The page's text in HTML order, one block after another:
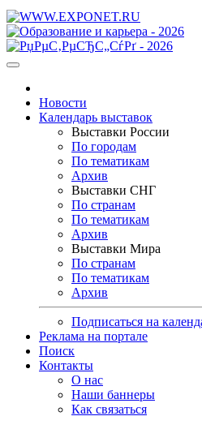
Новости
Календарь выставок
Выставки России
По городам
По тематикам
Архив
Выставки СНГ
По странам
По тематикам
Архив
Выставки Мира
По странам
По тематикам
Архив
Подписаться на
Реклама на портале
Поиск
Контакты
О нас
Наши баннеры
Как связаться